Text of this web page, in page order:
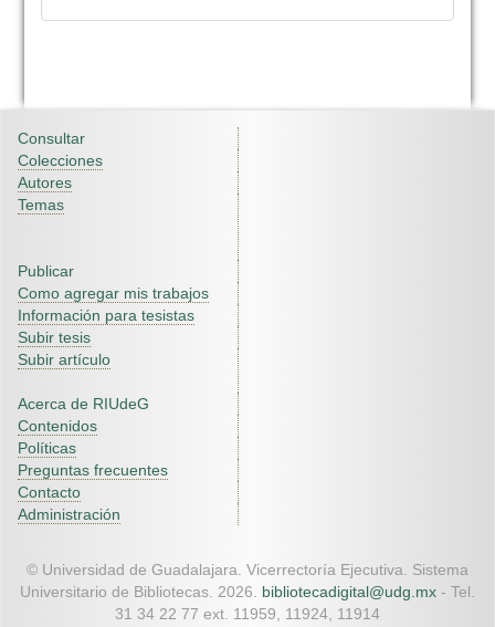
Consultar
Colecciones
Autores
Temas
Publicar
Como agregar mis trabajos
Información para tesistas
Subir tesis
Subir artículo
Acerca de RIUdeG
Contenidos
Políticas
Preguntas frecuentes
Contacto
Administración
© Universidad de Guadalajara. Vicerrectoría Ejecutiva. Sistema
Universitario de Bibliotecas. 2026. bibliotecadigital@udg.mx - Tel.
31 34 22 77 ext. 11959, 11924, 11914